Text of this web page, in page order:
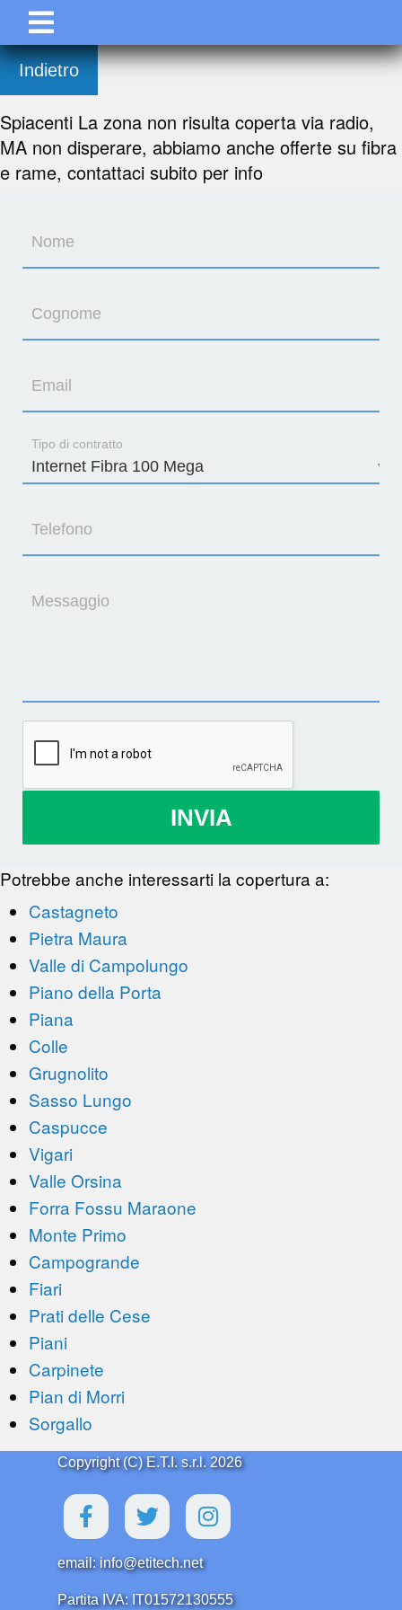
Indietro
Spiacenti La zona non risulta coperta via radio,
MA non disperare, abbiamo anche offerte su fibra
e rame, contattaci subito per info
Nome
Cognome
Email
Tipo di contratto
Telefono
Messaggio
INVIA
Potrebbe anche interessarti la copertura a:
Castagneto
Pietra Maura
Valle di Campolungo
Piano della Porta
Piana
Colle
Grugnolito
Sasso Lungo
Caspucce
Vigari
Valle Orsina
Forra Fossu Maraone
Monte Primo
Campogrande
Fiari
Prati delle Cese
Piani
Carpinete
Pian di Morri
Sorgallo
Copyright (C) E.T.I. s.r.l. 2026
email: info@etitech.net
Partita IVA: IT01572130555